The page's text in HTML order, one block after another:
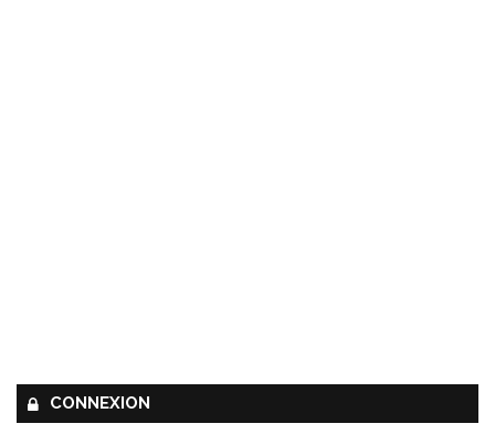
CONNEXION